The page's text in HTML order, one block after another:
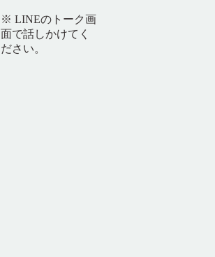
※ LINEのトーク画
面で話しかけてく
ださい。